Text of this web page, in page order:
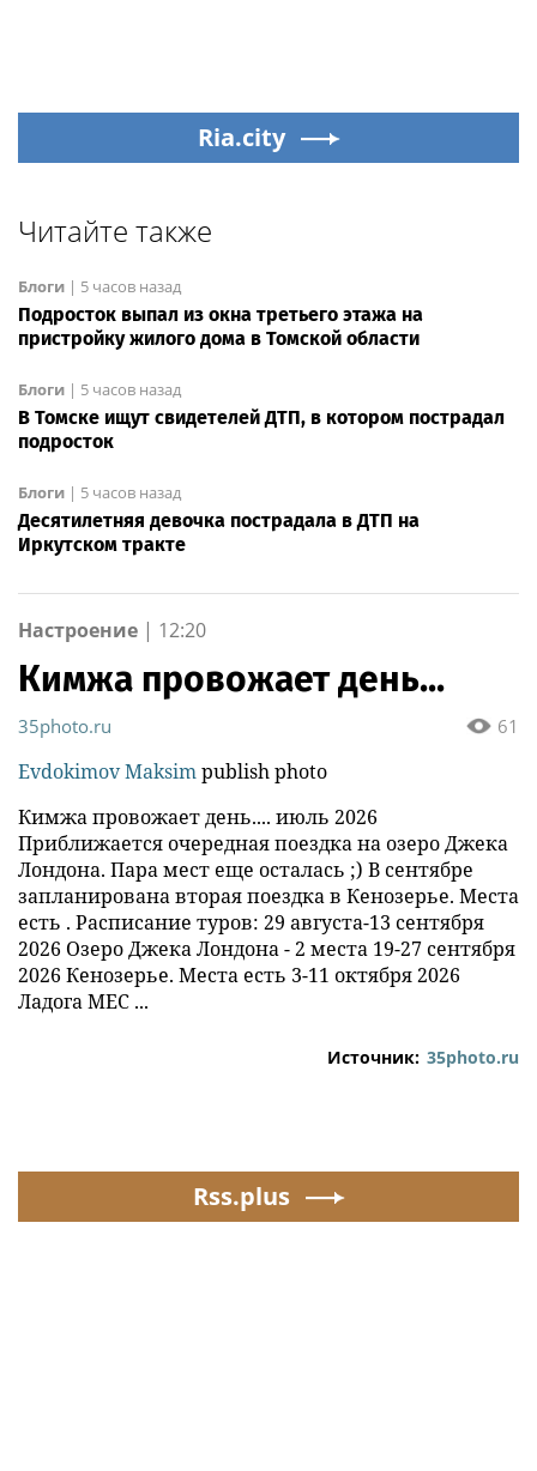
Ria.city
Читайте также
Блоги | 5 часов назад
Подросток выпал из окна третьего этажа на
пристройку жилого дома в Томской области
Блоги | 5 часов назад
В Томске ищут свидетелей ДТП, в котором пострадал
подросток
Блоги | 5 часов назад
Десятилетняя девочка пострадала в ДТП на
Иркутском тракте
Настроение | 12:20
Кимжа провожает день...
61
35photo.ru
Evdokimov Maksimpublish photo
Кимжа провожает день.... июль 2026
Приближается очередная поездка на озеро Джека
Лондона. Пара мест еще осталась ;) В сентябре
запланирована вторая поездка в Кенозерье. Места
есть . Расписание туров: 29 августа-13 сентября
2026 Озеро Джека Лондона - 2 места 19-27 сентября
2026 Кенозерье. Места есть 3-11 октября 2026
Ладога МЕС ...
Источник: 35photo.ru
Rss.plus